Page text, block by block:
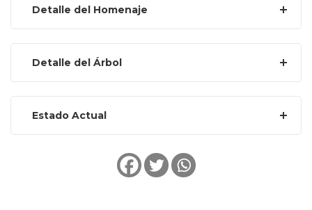
Detalle del Homenaje
Detalle del Árbol
Estado Actual